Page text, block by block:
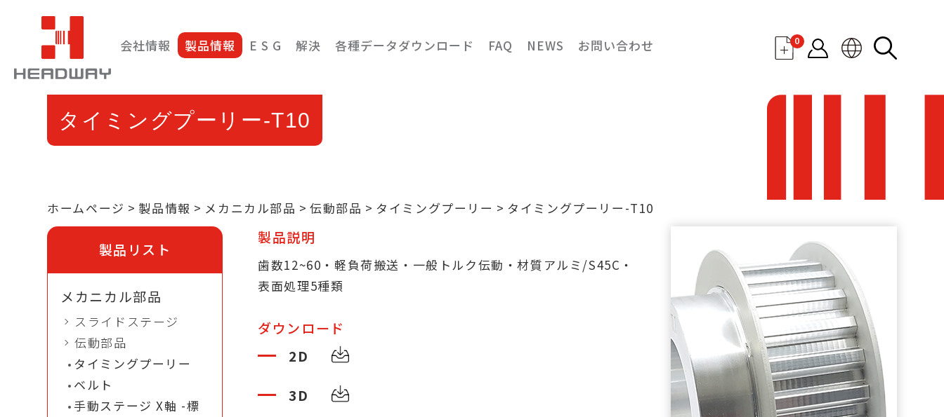
0
会社情報 製品情報 E S G 解決 各種データダウンロード FAQ NEWS お問い合わせ
タイミングプーリー-T10
ホームページ 製品情報 メカニカル部品 伝動部品 タイミングプーリー タイミングプーリー-T10
製品リスト
メカニカル部品
スライドステージ
伝動部品
タイミングプーリー
ベルト
手動ステージ X軸 -標
製品説明
歯数12~60・軽負荷搬送・一般トルク伝動・材質アルミ/S45C・
表面処理5種類
ダウンロード
2D
3D